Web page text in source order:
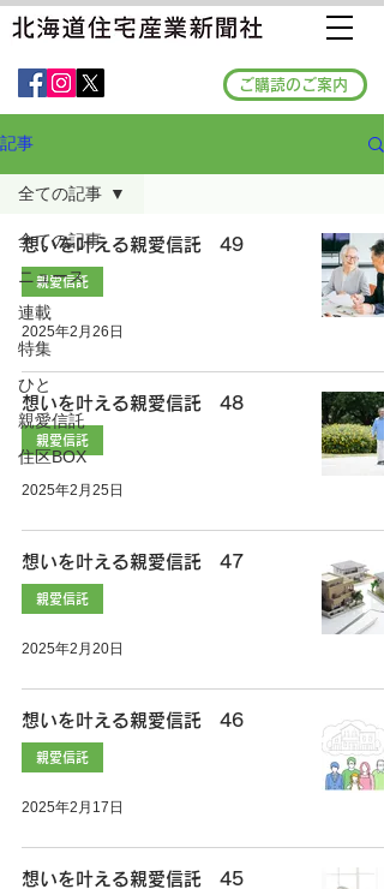
ご購読のご案内
記事
全ての記事
ニュース
連載
特集
ひと
親愛信託
住区BOX
全ての記事
想いを叶える親愛信託 49
親愛信託
2025年2月26日
想いを叶える親愛信託 48
親愛信託
2025年2月25日
想いを叶える親愛信託 47
親愛信託
2025年2月20日
想いを叶える親愛信託 46
親愛信託
2025年2月17日
想いを叶える親愛信託 45